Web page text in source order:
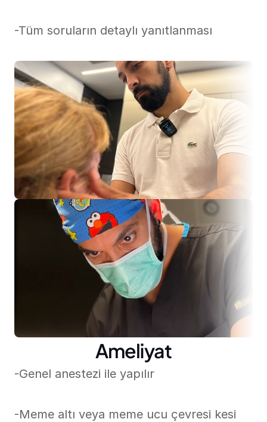
-Tüm soruların detaylı yanıtlanması
Ameliyat
-Genel anestezi ile yapılır
-Meme altı veya meme ucu çevresi kesi